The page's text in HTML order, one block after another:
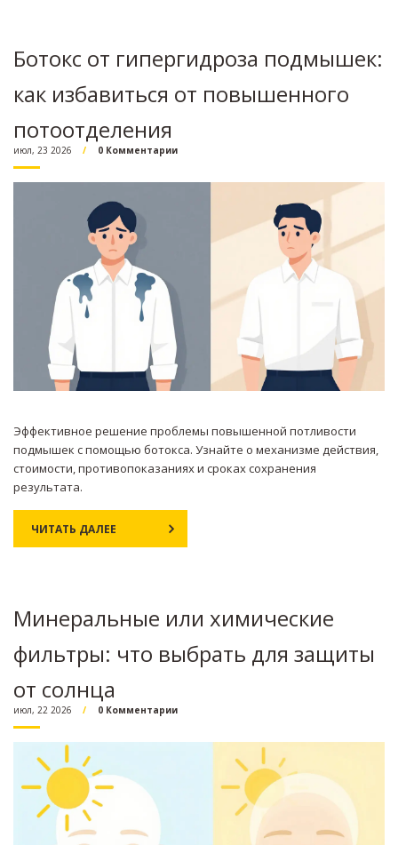
Ботокс от гипергидроза подмышек:
как избавиться от повышенного
потоотделения
июл, 23 2026 0 Комментарии
Эффективное решение проблемы повышенной потливости
подмышек с помощью ботокса. Узнайте о механизме действия,
стоимости, противопоказаниях и сроках сохранения
результата.
ЧИТАТЬ ДАЛЕЕ
Минеральные или химические
фильтры: что выбрать для защиты
от солнца
июл, 22 2026 0 Комментарии